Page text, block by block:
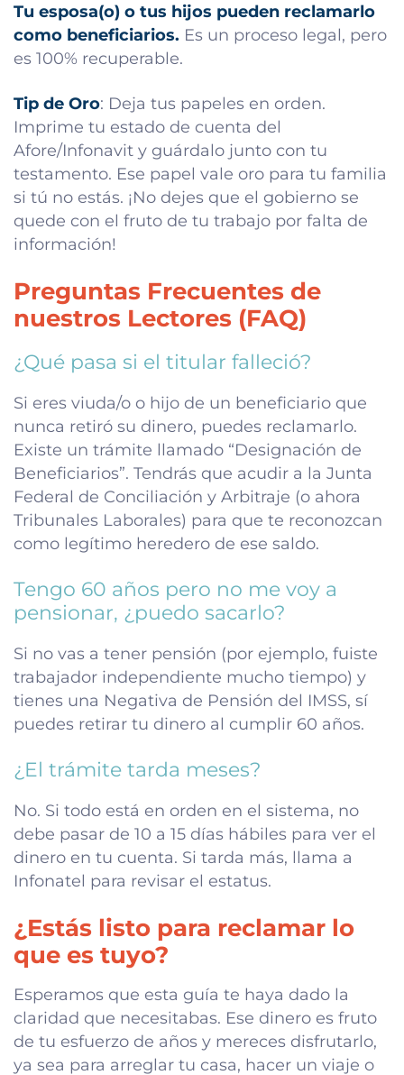
Tu esposa(o) o tus hijos pueden reclamarlo
como beneficiarios. Es un proceso legal, pero
es 100% recuperable.
Tip de Oro: Deja tus papeles en orden.
Imprime tu estado de cuenta del
Afore/Infonavit y guárdalo junto con tu
testamento. Ese papel vale oro para tu familia
si tú no estás. ¡No dejes que el gobierno se
quede con el fruto de tu trabajo por falta de
información!
Preguntas Frecuentes de
nuestros Lectores (FAQ)
¿Qué pasa si el titular falleció?
Si eres viuda/o o hijo de un beneficiario que
nunca retiró su dinero, puedes reclamarlo.
Existe un trámite llamado “Designación de
Beneficiarios”. Tendrás que acudir a la Junta
Federal de Conciliación y Arbitraje (o ahora
Tribunales Laborales) para que te reconozcan
como legítimo heredero de ese saldo.
Tengo 60 años pero no me voy a
pensionar, ¿puedo sacarlo?
Si no vas a tener pensión (por ejemplo, fuiste
trabajador independiente mucho tiempo) y
tienes una Negativa de Pensión del IMSS, sí
puedes retirar tu dinero al cumplir 60 años.
¿El trámite tarda meses?
No. Si todo está en orden en el sistema, no
debe pasar de 10 a 15 días hábiles para ver el
dinero en tu cuenta. Si tarda más, llama a
Infonatel para revisar el estatus.
¿Estás listo para reclamar lo
que es tuyo?
Esperamos que esta guía te haya dado la
claridad que necesitabas. Ese dinero es fruto
de tu esfuerzo de años y mereces disfrutarlo,
ya sea para arreglar tu casa, hacer un viaje o